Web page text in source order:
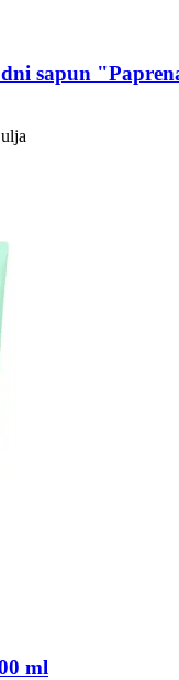
sapun
ml